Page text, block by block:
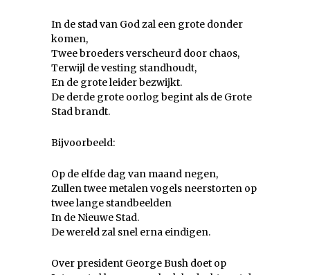
In de stad van God zal een grote donder
komen,
Twee broeders verscheurd door chaos,
Terwijl de vesting standhoudt,
En de grote leider bezwijkt.
De derde grote oorlog begint als de Grote
Stad brandt.
Bijvoorbeeld:
Op de elfde dag van maand negen,
Zullen twee metalen vogels neerstorten op
twee lange standbeelden
In de Nieuwe Stad.
De wereld zal snel erna eindigen.
Over president George Bush doet op